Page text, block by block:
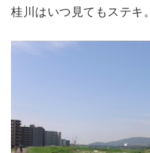
桂川はいつ見てもステキ。